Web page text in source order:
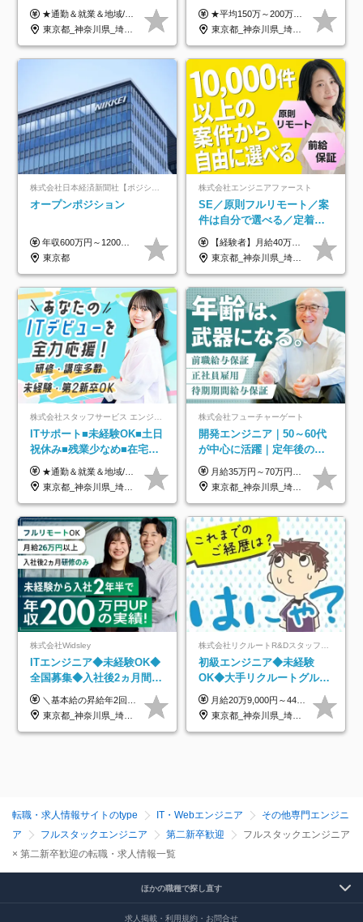
オリジナル研修をご用
意/AI・IoT/残業平均8時間
★通勤＆就業＆地域/住宅＆役職手当あり ★残業代は全額支給 ★選べる給与制度あり！ ■東京・神奈川・千葉・埼玉勤務の場合 月給24.5万円～55万円＋諸手当 （残業代は全額支給） (20,000円の地域/住宅手当込み) ■愛知・京都・大阪・兵庫勤務の場合 月給24万円以上＋諸手当 （残業代は全額支給） (15,000円の地域/住宅手当込み) ■茨城・栃木・群馬・静岡・三重・滋賀・広島・福岡勤務の場合 月給23.5万円以上＋諸手当 （残業代は全額支給） (10,000円の地域/住宅手当込み) ■北海道・宮城・山梨・長野・岐阜・奈良・和歌山・岡山勤務の場合 月給23万円以上＋諸手当 （残業代は全額支給） (5,000円の地域/住宅手当込み) ■その他のエリア勤務の場合 月給22.5万円以上＋諸手当 （残業代は全額支給） ※経験や能力を考慮し、当社規定により優遇します 【昇給：年一回実施】 【選べる給与制度】 ★収入を重視する方に… 「変動型人事制度」の選択も可能（派遣先からの評価に応じて収入アップ！） ※年2回のタイミングで希望者と面談の上決定します。
東京都_神奈川県_埼玉県_千葉県_大阪府_愛知県_北海道_岩手県_宮城県_山形県_福島県_茨城県_栃木県_群馬県_山梨県_長野県_富山県_石川県_静岡県_岐阜県_三重県_兵庫県_京都府_滋賀県_奈良県_広島県_岡山県_山口県_愛媛県_福岡県_熊本県_長崎県
OK/年休130日/平均残業7h/
約2万件の案件から選択
★平均150万～200万円年収UPを実現！ ★前職給与を100％保証！ ★案件内容の開示・明確な評価体制あり ⇒クライアント評価で即昇給を実現したケースも◎ ★年12回（毎月昇給チャンスあり） ■月給35万円～103万円 ※経験・能力・前職給与を考慮し、決定 ※上記給与には月30時間分(6万6500円以上)の固定残業代が含まれます。超過分は手当として別途支給します ※試用期間3ヶ月あり(期間中の給与・待遇面に差異はありません) ▼収入アップの実例をご紹介 ───────────── ★働き方改革をした30代男性（PG） 子どもが生まれたばかりなのに、忙しい現場で残業も月50～60時間が当たり前。 ⇒残業ほぼゼロ＆週3リモートの働き方に！しかも給与もアップ！ ★収入アップした30代男性（PM） 子供が3人いて家計も苦しく、残業代で稼ぐ日々… ⇒残業をたくさんしていた年収額より、100万円以上アップしました！
東京都_神奈川県_埼玉県_千葉県_大阪府_愛知県_北海道_青森県_岩手県_宮城県_秋田県_山形県_福島県_茨城県_栃木県_群馬県_新潟県_山梨県_長野県_富山県_石川県_福井県_静岡県_岐阜県_三重県_兵庫県_京都府_滋賀県_奈良県_和歌山県_広島県_岡山県_鳥取県_島根県_山口県_徳島県_香川県_愛媛県_高知県_福岡県_熊本県_佐賀県_長崎県_大分県_宮崎県_鹿児島県_沖縄県
株式会社日本経済新聞社【ポジションマッチ登録】
オープンポジション
年収600万円～1200万円 ※上記年収は、想定年収です。住居費補助、子手当などの各種手当を含む金額です。 ※経験・能力等を考慮の上、当社規定により決定します。
東京都
株式会社エンジニアファースト
SE／原則フルリモート／案
件は自分で選べる／定着率
93%／20～30代活躍中！
【経験者】月給40万円～120万円(固定残業代含む)+各種手当 ★前職給与の総収入額を100％保証｜還元率84％〜100％ ★20代の平均年収570万円 ※月給には、みなし残業手当(月30時間／5万8000円以上)を含みます 超過分は別途追加支給 ※固定残業代は、時間外労働の有無に関わらず30時間分を、月5万8000円~15万7000円支給 ※上記を超える時間外労働分は追加で支給 【未経験者】月給21万円以上＋各種手当 固定残業なし(残業代発生分全額支給) ※6ヶ月の試用期間あり（※条件に変動なし） ▼単価連動性×還元率は84％～100％で収入の大幅UPが可能！ ・案件単価が月50万円の場合：年収417万円 ・案件単価が月70万円の場合：年収584万円 ・案件単価が月100万円の場合：年収834万円 ＜モデル年収＞ ▼400万円～500万円(入社初年度) ▼542万円～626万円(入社2年) ▼667万円～700万円(入社3年） ▼709万円～801万円(入社5年）
東京都_神奈川県_埼玉県_千葉県_大阪府_愛知県_北海道_青森県_岩手県_宮城県_秋田県_山形県_福島県_茨城県_栃木県_群馬県_新潟県_山梨県_長野県_富山県_石川県_福井県_静岡県_岐阜県_三重県_兵庫県_京都府_滋賀県_奈良県_和歌山県_広島県_岡山県_鳥取県_島根県_山口県_徳島県_香川県_愛媛県_高知県_福岡県_熊本県_佐賀県_長崎県_大分県_宮崎県_鹿児島県_沖縄県
ITサポート■未経験OK■土日
祝休み■残業少なめ■在宅実
績あり■約900種類のスキル
アップ講座あり■全国募集
★通勤＆就業＆地域/住宅＆役職手当あり ★残業代は全額支給 ★選べる給与制度あり！ ■東京・神奈川・千葉・埼玉勤務の場合 月給24.5万円～55万円＋諸手当 （残業代は全額支給） (20,000円の地域/住宅手当込み) ■愛知・京都・大阪・兵庫勤務の場合 月給24万円以上＋諸手当 （残業代は全額支給） (15,000円の地域/住宅手当込み) ■茨城・栃木・群馬・静岡・三重・滋賀・広島・福岡勤務の場合 月給23.5万円以上＋諸手当 （残業代は全額支給） (10,000円の地域/住宅手当込み) ■北海道・宮城・山梨・長野・岐阜・奈良・和歌山・岡山勤務の場合 月給23万円以上＋諸手当 （残業代は全額支給） (5,000円の地域/住宅手当込み) ■その他のエリア勤務の場合 月給22.5万円以上＋諸手当 （残業代は全額支給） ※経験や能力を考慮し、当社規定により優遇します 【昇給：年一回実施】 【選べる給与制度】 ★収入を重視する方に… 「変動型人事制度」の選択も可能（派遣先からの評価に応じて収入アップ！） ※年2回のタイミングで希望者と面談の上決定します。
東京都_神奈川県_埼玉県_千葉県_大阪府_愛知県_北海道_岩手県_宮城県_山形県_福島県_茨城県_栃木県_群馬県_山梨県_長野県_富山県_石川県_静岡県_岐阜県_三重県_兵庫県_京都府_滋賀県_奈良県_広島県_岡山県_山口県_愛媛県_福岡県_熊本県_長崎県
株式会社フューチャーゲート
開発エンジニア｜50～60代
が中心に活躍｜定年後の給
与減ナシ｜年収50万円アッ
プ実績／昇給率92％（直近3
年）
月給35万円～70万円（固定残業代30時間分63,869円～を含む）+賞与年1回 ※30時間を超える分は別途支給します ●これまでのご経験・スキル・前職給与をできる限り考慮します ●待機期間も給与を100％支給します ●試用期間中も給与や福利厚生は同じです ≪年収を維持しながら長く働けます！≫ 一般的な企業では55歳や60歳を機に年収が下がりますが、 当社は役職などではなく「スキルや経験」で評価。 エンジニアとして長く働きながら あなたにふさわしい年収を維持できます！
東京都_神奈川県_埼玉県_千葉県
株式会社Widsley
ITエンジニア◆未経験OK◆
全国募集◆入社後2ヵ月間は
研修のみ◆フルリモート
OK◆残業月3h◆服装髪型自
＼基本給の昇給年2回＆プロジェクト手当による昇給年12回！！／ 【経験者の場合】 月給33万円～70万円＋プロジェクト手当＋資格手当 ★スキルや経験を考慮の上、優遇します ★上記給与には固定残業代20時間分(月4万3883円～)を含みます。残業が超過した場合は、追加支給します(残業は月平均3時間とほぼ発生しません。残業がなくても、固定残業代は支給されます) ★試用期間中も、月給や福利厚生等は同じです ---------- 【未経験者の場合】 月給26万円～50万円＋プロジェクト手当＋資格手当 ★スキルや経験を考慮の上、優遇します ★上記給与には固定残業代20時間分(月3万719円～)を含みます。残業が超過した場合は、追加支給します(残業は月平均3時間とほぼ発生しません。残業がなくても、固定残業代は支給されます) ★試用期間6ヵ月あり ・1ヶ月目～：月給23万円～ ・2ヶ月目～6ヶ月目：月給23万円～＋プロジェクト手当1～3万円 （上記給与にはそれぞれ固定残業代20時間分(月3万719円～)を含み、超過した場合は追加支給します。） ---------- 【プロジェクト手当について】 参画するプロジェクトの単価に応じて毎月の歩合給を支給します 業界内でもトップクラスの高還元です！
東京都_神奈川県_埼玉県_千葉県_大阪府_愛知県_北海道_青森県_岩手県_宮城県_秋田県_山形県_福島県_茨城県_栃木県_群馬県_新潟県_山梨県_長野県_富山県_石川県_福井県_静岡県_岐阜県_三重県_兵庫県_京都府_滋賀県_奈良県_和歌山県_広島県_岡山県_鳥取県_島根県_山口県_徳島県_香川県_愛媛県_高知県_福岡県_熊本県_佐賀県_長崎県_大分県_宮崎県_鹿児島県_沖縄県
初級エンジニア◆未経験
OK◆大手リクルートグルー
プ正社員◆独自の教育体制
◆住宅手当制度あり/s
月給20万9,000円～44万円 ※試用期間6カ月あり（期間中の待遇に変更なし） ※経験・能力・前給を考慮の上、決定いたします ※時間外手当100％支給 ※派遣就業先が変更となる場合には、就業規則、労使協定等に基づき賃金が変更となる可能性があります
東京都_神奈川県_埼玉県_千葉県_大阪府_愛知県_青森県_岩手県_宮城県_秋田県_山形県_福島県_茨城県_栃木県_群馬県_山梨県_長野県_福井県_静岡県_岐阜県_三重県_兵庫県_京都府_滋賀県_奈良県_広島県_岡山県_山口県_香川県_福岡県_熊本県_佐賀県_長崎県_大分県_宮崎県_鹿児島県
転職・求人情報サイトのtype IT・Webエンジニア
その他専門エンジニ
ア
フルスタックエンジニア 第二新卒歓迎
フルスタックエンジニア
× 第二新卒歓迎の転職・求人情報一覧
ほかの職種で探し直す
求人掲載・利用規約・お問合せ